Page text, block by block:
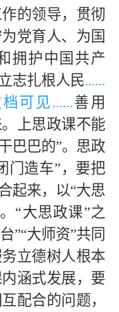
的领导，贯彻
党育人、为国
拥护中国共产
志扎根人民......
可见 ......善用
上思政课不能
巴巴的”。思政
门造车”，要把
起来，以“大思
“大思政课”之
”“大师资”共同
立德树人根本
涵式发展，要
配合的问题，